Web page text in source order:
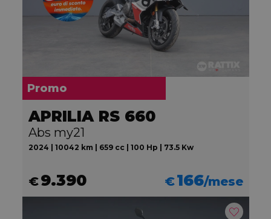
Promo
APRILIA RS 660
Abs my21
2024 | 10042 km | 659 cc | 100 Hp | 73.5 Kw
€9.390 €166/mese